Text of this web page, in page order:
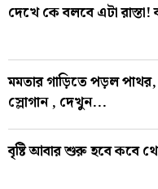
দেখে কে বলবে এটা রাস্তা!
মমতার গাড়িতে পড়ল
স্লোগান , দেখুন...
বৃষ্টি আবার শুরু হবে কবে